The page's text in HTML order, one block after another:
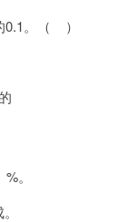
0.1 。（ ）
%。